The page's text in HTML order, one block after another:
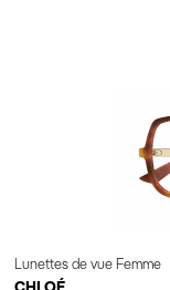
Lunettes de vue Femme